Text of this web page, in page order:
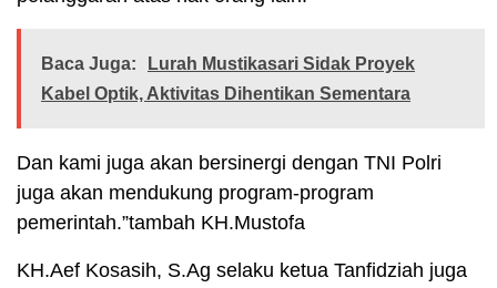
Baca Juga:
Lurah Mustikasari Sidak Proyek
Kabel Optik, Aktivitas Dihentikan Sementara
Dan kami juga akan bersinergi dengan TNI Polri
juga akan mendukung program-program
pemerintah.”tambah KH.Mustofa
KH.Aef Kosasih, S.Ag selaku ketua Tanfidziah juga